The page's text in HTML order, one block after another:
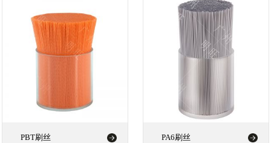
PBT刷丝 PA6刷丝